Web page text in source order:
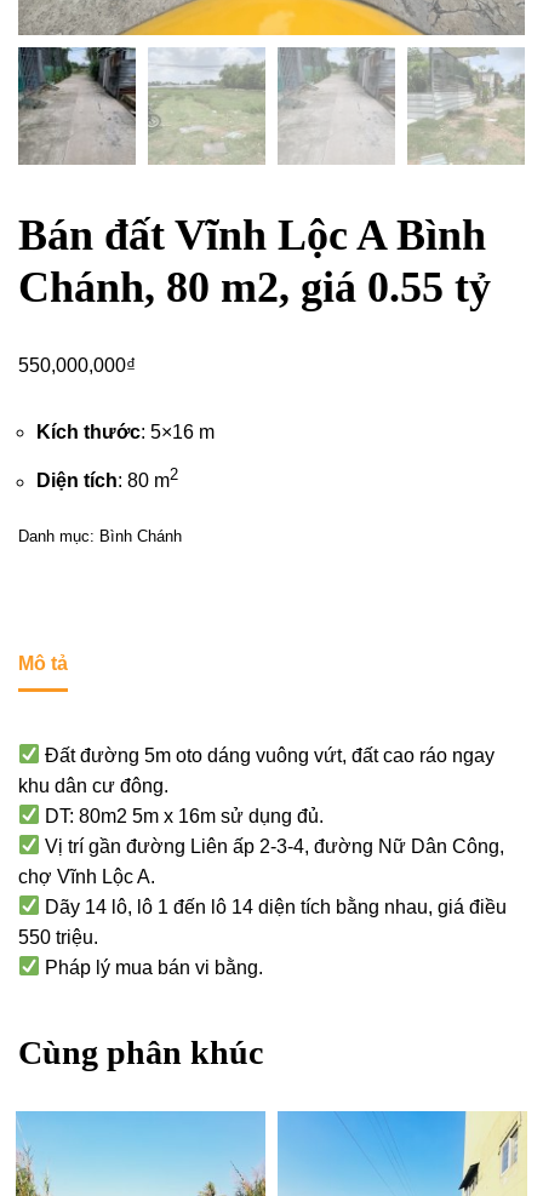
Bán đất Vĩnh Lộc A Bình
Chánh, 80 m2, giá 0.55 tỷ
550,000,000₫
Kích thước: 5×16 m
Diện tích: 80 m2
Danh mục: Bình Chánh
Mô tả
Đất đường 5m oto dáng vuông vứt, đất cao ráo ngay
khu dân cư đông.
DT: 80m2 5m x 16m sử dụng đủ.
Vị trí gần đường Liên ấp 2-3-4, đường Nữ Dân Công,
chợ Vĩnh Lộc A.
Dãy 14 lô, lô 1 đến lô 14 diện tích bằng nhau, giá điều
550 triệu.
Pháp lý mua bán vi bằng.
Cùng phân khúc